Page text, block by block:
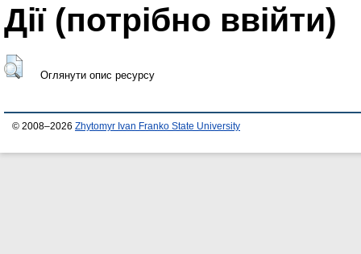
Дії ​​(потрібно ввійти)
Оглянути опис ресурсу
© 2008–2026 Zhytomyr Ivan Franko State University